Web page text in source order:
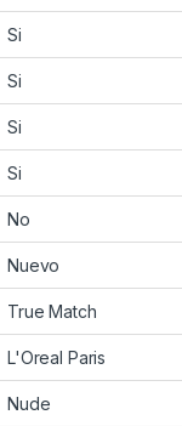
Si
Si
Si
Si
No
Nuevo
True Match
L'Oreal Paris
Nude